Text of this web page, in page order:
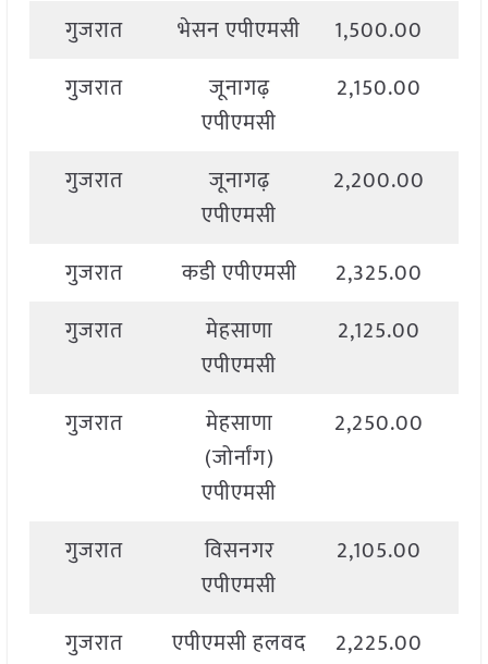
गुजरात भेसन एपीएमसी 1,500.00
गुजरात
जूनागढ़
एपीएमसी
2,150.00
गुजरात
जूनागढ़
एपीएमसी
2,200.00
गुजरात कडी एपीएमसी 2,325.00
गुजरात
मेहसाणा
एपीएमसी
2,125.00
गुजरात
मेहसाणा
(जोर्नांग)
एपीएमसी
2,250.00
गुजरात
विसनगर
एपीएमसी
2,105.00
गुजरात एपीएमसी हलवद 2,225.00